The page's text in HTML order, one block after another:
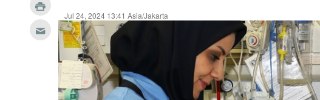
Jul 24, 2024 13:41 Asia/Jakarta